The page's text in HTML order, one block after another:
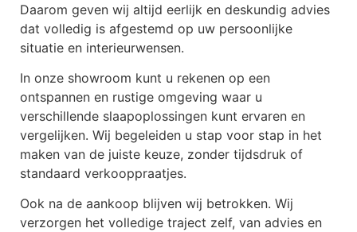
Daarom geven wij altijd eerlijk en deskundig advies
dat volledig is afgestemd op uw persoonlijke
situatie en interieurwensen.
In onze showroom kunt u rekenen op een
ontspannen en rustige omgeving waar u
verschillende slaapoplossingen kunt ervaren en
vergelijken. Wij begeleiden u stap voor stap in het
maken van de juiste keuze, zonder tijdsdruk of
standaard verkooppraatjes.
Ook na de aankoop blijven wij betrokken. Wij
verzorgen het volledige traject zelf, van advies en